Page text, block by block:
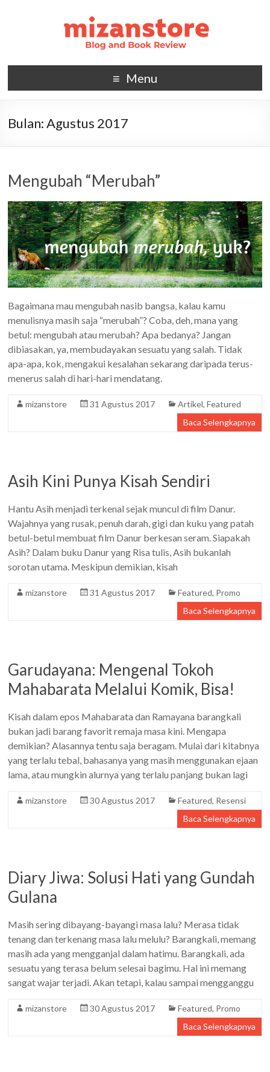
Menu
Bulan:Agustus 2017
Mengubah “Merubah”
Bagaimana mau mengubah nasib bangsa, kalau kamu
menulisnya masih saja “merubah”? Coba, deh, mana yang
betul: mengubah atau merubah? Apa bedanya? Jangan
dibiasakan, ya, membudayakan sesuatu yang salah. Tidak
apa-apa, kok, mengakui kesalahan sekarang daripada terus-
menerus salah di hari-hari mendatang.
mizanstore 31 Agustus 2017 Artikel,Featured
Baca Selengkapnya
Asih Kini Punya Kisah Sendiri
Hantu Asih menjadi terkenal sejak muncul di film Danur.
Wajahnya yang rusak, penuh darah, gigi dan kuku yang patah
betul-betul membuat film Danur berkesan seram. Siapakah
Asih? Dalam buku Danur yang Risa tulis, Asih bukanlah
sorotan utama. Meskipun demikian, kisah
mizanstore 31 Agustus 2017 Featured, Promo
Baca Selengkapnya
Garudayana: Mengenal Tokoh
Mahabarata Melalui Komik, Bisa!
Kisah dalam epos Mahabarata dan Ramayana barangkali
bukan jadi barang favorit remaja masa kini. Mengapa
demikian? Alasannya tentu saja beragam. Mulai dari kitabnya
yang terlalu tebal, bahasanya yang masih menggunakan ejaan
lama, atau mungkin alurnya yang terlalu panjang bukan lagi
mizanstore 30 Agustus 2017 Featured, Resensi
Baca Selengkapnya
Diary Jiwa: Solusi Hati yang Gundah
Gulana
Masih sering dibayang-bayangi masa lalu? Merasa tidak
tenang dan terkenang masa lalu melulu? Barangkali, memang
masih ada yang mengganjal dalam hatimu. Barangkali, ada
sesuatu yang terasa belum selesai bagimu. Hal ini memang
sangat wajar terjadi. Akan tetapi, kalau sampai mengganggu
mizanstore 30 Agustus 2017 Featured, Promo
Baca Selengkapnya